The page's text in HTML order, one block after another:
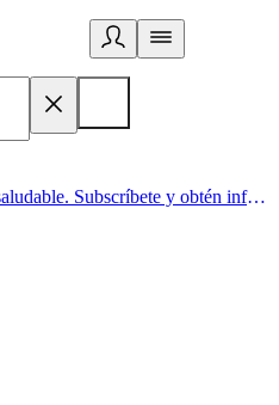
Acá comienza un estilo de vida saludable. Subscríbete y obtén información de primera mano